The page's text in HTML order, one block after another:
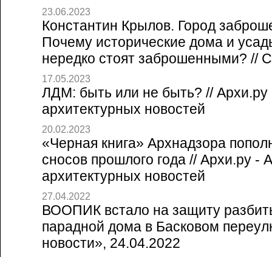
23.06.2023
Константин Крылов. Город
Почему исторические дома и
нередко стоят заброшенными? //
17.05.2023
ЛДМ: быть или не быть? // Архи.ру
архитектурных новостей
20.02.2023
«Черная книга» Архнадзора
сносов прошлого года // Архи.ру -
архитектурных новостей
27.04.2022
ВООПИК встало на защиту
парадной дома в Басковом
новости», 24.04.2022